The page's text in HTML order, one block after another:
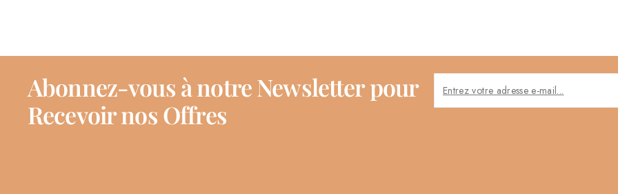
Abonnez-vous à notre Newsletter pour
Recevoir nos Offres